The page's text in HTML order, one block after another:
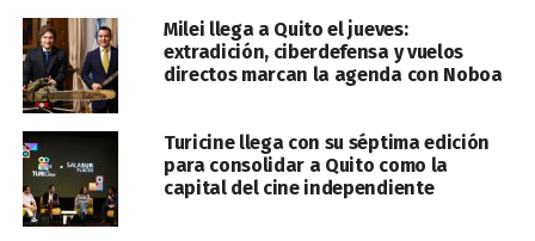
Milei llega a Quito el jueves:
extradición, ciberdefensa y vuelos
directos marcan la agenda con Noboa
Turicine llega con su séptima edición
para consolidar a Quito como la
capital del cine independiente